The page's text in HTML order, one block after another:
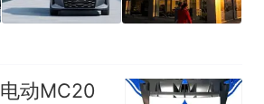
动MC20